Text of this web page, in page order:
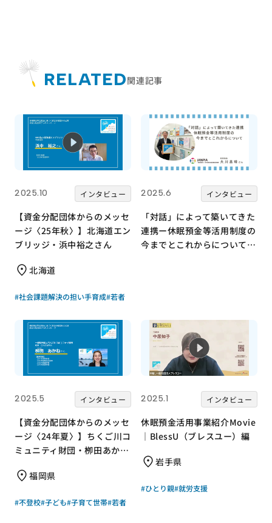
RELATED関連記事
2025.10 インタビュー
【資金分配団体からのメッセ
ージ〈25年秋〉】北海道エン
ブリッジ・浜中裕之さん
北海道
#社会課題解決の担い手育成#若者
2025.6 インタビュー
「対話」によって築いてきた
連携ー休眠預金等活用制度の
今までとこれからについて、
2025.5 インタビュー
【資金分配団体からのメッセ
ージ〈24年夏〉】ちくご川コ
ミュニティ財団・栁田あかね
福岡県
#不登校#子ども#子育て世帯#若者
2025.1 インタビュー
休眠預金活用事業紹介Movie
｜BlessU（ブレスユー）編
岩手県
#ひとり親#就労支援